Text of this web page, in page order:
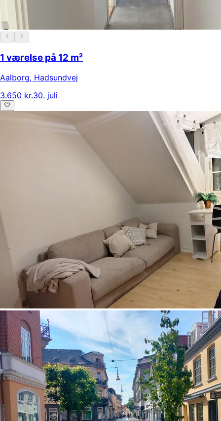
1 værelse på 12 m²
Aalborg, Hadsundvej
3.650 kr.30. juli